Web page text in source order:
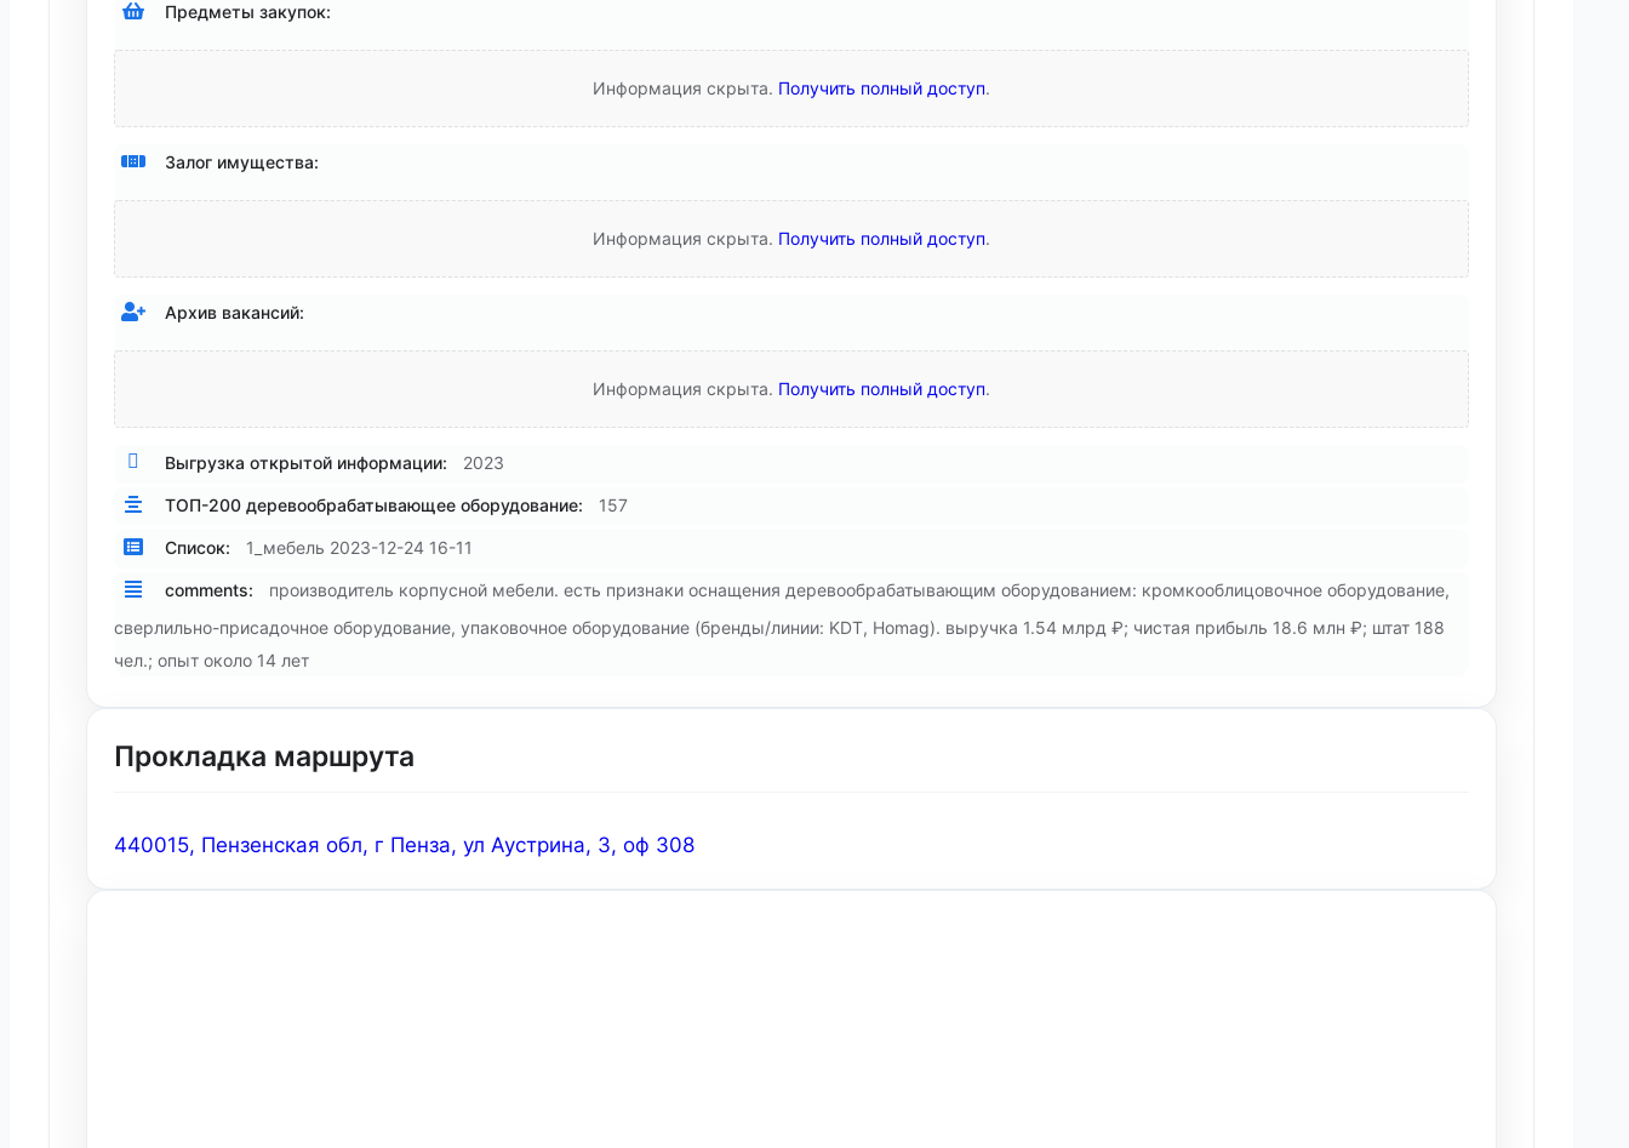
Предметы закупок:
Информация скрыта. Получить полный доступ.
Залог имущества:
Информация скрыта. Получить полный доступ.
Архив вакансий:
Информация скрыта. Получить полный доступ.
Выгрузка открытой информации: 2023
ТОП-200 деревообрабатывающее оборудование: 157
Список: 1_мебель 2023-12-24 16-11
comments:
производитель корпусной мебели. есть признаки оснащения деревообрабатывающим оборудованием: кромкооблицовочное оборудование,
сверлильно-присадочное оборудование, упаковочное оборудование (бренды/линии: KDT, Homag). выручка 1.54 млрд ₽; чистая прибыль 18.6 млн ₽; штат 188
чел.; опыт около 14 лет
Прокладка маршрута
440015, Пензенская обл, г Пенза, ул Аустрина, 3, оф 308